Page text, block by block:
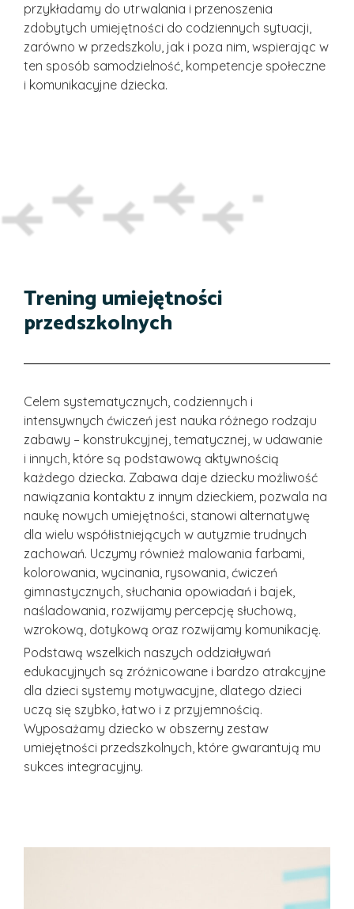
przykładamy do utrwalania i przenoszenia
zdobytych umiejętności do codziennych sytuacji,
zarówno w przedszkolu, jak i poza nim, wspierając w
ten sposób samodzielność, kompetencje społeczne
i komunikacyjne dziecka.
Trening umiejętności
przedszkolnych
Celem systematycznych, codziennych i
intensywnych ćwiczeń jest nauka różnego rodzaju
zabawy – konstrukcyjnej, tematycznej, w udawanie
i innych, które są podstawową aktywnością
każdego dziecka. Zabawa daje dziecku możliwość
nawiązania kontaktu z innym dzieckiem, pozwala na
naukę nowych umiejętności, stanowi alternatywę
dla wielu współistniejących w autyzmie trudnych
zachowań. Uczymy również malowania farbami,
kolorowania, wycinania, rysowania, ćwiczeń
gimnastycznych, słuchania opowiadań i bajek,
naśladowania, rozwijamy percepcję słuchową,
wzrokową, dotykową oraz rozwijamy komunikację.
Podstawą wszelkich naszych oddziaływań
edukacyjnych są zróżnicowane i bardzo atrakcyjne
dla dzieci systemy motywacyjne, dlatego dzieci
uczą się szybko, łatwo i z przyjemnością.
Wyposażamy dziecko w obszerny zestaw
umiejętności przedszkolnych, które gwarantują mu
sukces integracyjny.